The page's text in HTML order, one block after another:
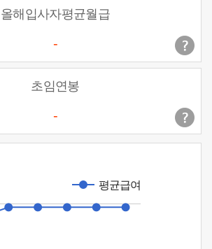
올해입사자평균월급
-
초임연봉
-
평균급여